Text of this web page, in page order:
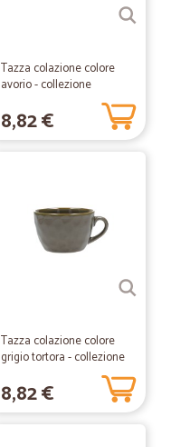
Tazza colazione colore
avorio - collezione
8,82 €
Tazza colazione colore
grigio tortora - collezione
8,82 €